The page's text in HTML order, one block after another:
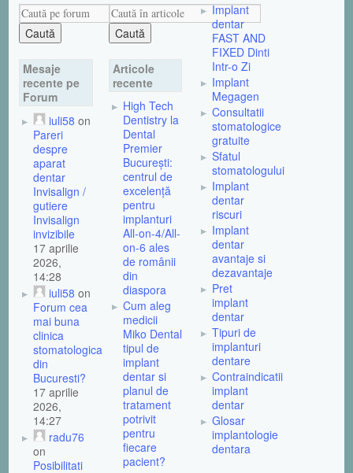
Mesaje
recente pe
Forum
iuli58 on
Pareri
despre
aparat
dentar
Invisalign /
gutiere
Invisalign
invizibile
17 aprilie
2026,
14:28
iuli58 on
Forum cea
mai buna
clinica
stomatologica
din
Bucuresti?
17 aprilie
2026,
14:27
radu76
on
Posibilitati
Articole
recente
High Tech
Dentistry la
Dental
Premier
București:
centrul de
excelență
pentru
implanturi
All-on-4/All-
on-6 ales
de românii
din
diaspora
Cum aleg
medicii
Miko Dental
tipul de
implant
dentar si
planul de
tratament
potrivit
pentru
fiecare
pacient?
Implant
dentar
FAST AND
FIXED Dinti
Intr-o Zi
Implant
Megagen
Consultatii
stomatologice
gratuite
Sfatul
stomatologului
Implant
dentar
riscuri
Implant
dentar
avantaje si
dezavantaje
Pret
implant
dentar
Tipuri de
implanturi
dentare
Contraindicatii
implant
dentar
Glosar
implantologie
dentara